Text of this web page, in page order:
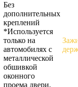
Без
дополнительных
креплений
*Используется
только на
автомобилях с
металлической
обшивкой
оконного
проема двери.